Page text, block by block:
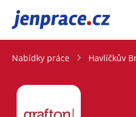
JenPráce.cz
Nabídky práce Havlíčkův